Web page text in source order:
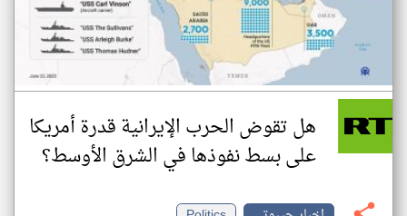
هل تقوض الحرب الإيرانية قدرة أمريكا
على بسط نفوذها في الشرق الأوسط؟